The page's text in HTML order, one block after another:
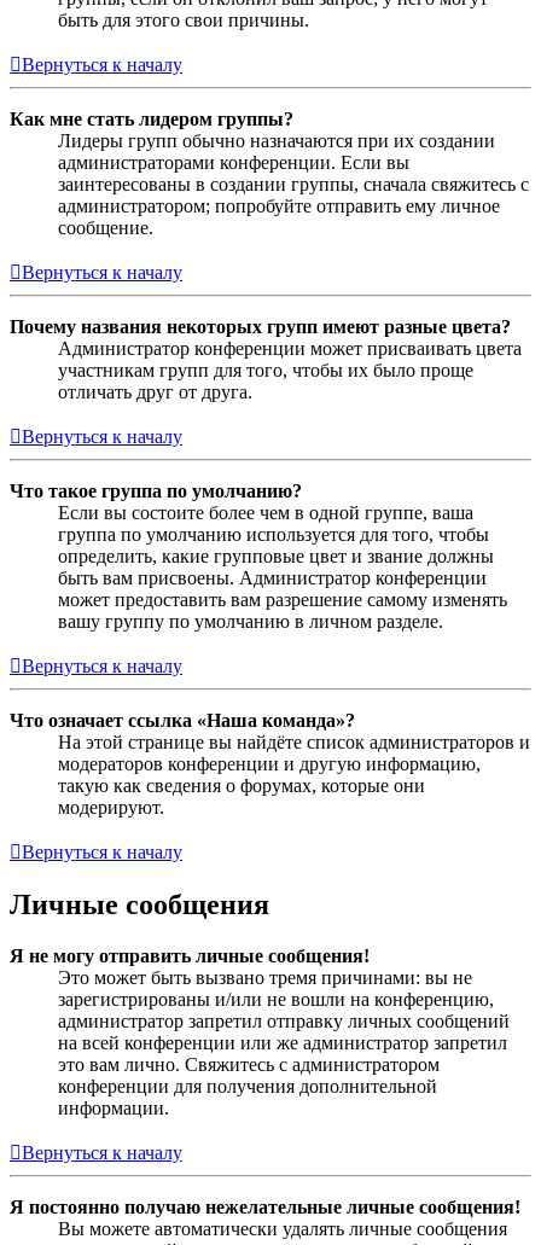
быть для этого свои причины.
Вернуться к началу
Как мне стать лидером группы?
Лидеры групп обычно назначаются при их создании
администраторами конференции. Если вы
заинтересованы в создании группы, сначала свяжитесь с
администратором; попробуйте отправить ему личное
сообщение.
Вернуться к началу
Почему названия некоторых групп имеют разные цвета?
Администратор конференции может присваивать цвета
участникам групп для того, чтобы их было проще
отличать друг от друга.
Вернуться к началу
Что такое группа по умолчанию?
Если вы состоите более чем в одной группе, ваша
группа по умолчанию используется для того, чтобы
определить, какие групповые цвет и звание должны
быть вам присвоены. Администратор конференции
может предоставить вам разрешение самому изменять
вашу группу по умолчанию в личном разделе.
Вернуться к началу
Что означает ссылка «Наша команда»?
На этой странице вы найдёте список администраторов и
модераторов конференции и другую информацию,
такую как сведения о форумах, которые они
модерируют.
Вернуться к началу
Личные сообщения
Я не могу отправить личные сообщения!
Это может быть вызвано тремя причинами: вы не
зарегистрированы и/или не вошли на конференцию,
администратор запретил отправку личных сообщений
на всей конференции или же администратор запретил
это вам лично. Свяжитесь с администратором
конференции для получения дополнительной
информации.
Вернуться к началу
Я постоянно получаю нежелательные личные сообщения!
Вы можете автоматически удалять личные сообщения